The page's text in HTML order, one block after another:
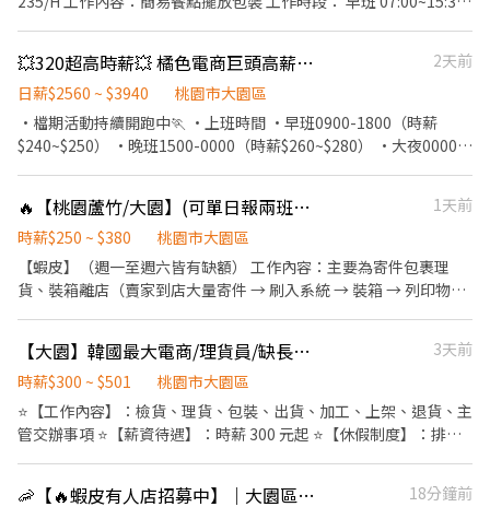
境乾淨整潔 傳你的名字以及截圖職缺，他會跟你說後續唷
0900768770 施先生
服不用洗，汽機車免費停 享勞健保退休金三節禮品 加班可達六萬🤑
這麼好康工作哪裡找🔥
💥320超高時薪💥 橘色電商巨頭高薪持續中💥
2天前
日薪$2560 ~ $3940
桃園市大園區
•檔期活動持續開跑中🏃 •上班時間 •早班0900-1800（時薪
$240~$250） •晚班1500-0000（時薪$260~$280） •大夜0000-
區國際路一段 •休假制度:排休/週休六日/週休日一 •朋友一起應徵
可!!!!! •獨家提供宿舍 包水電 網路 •可日領全薪/週領10000 •可固
定8H不加班 ▃▃▃▃▃▃▃報名方式▃▃▃▃▃▃▃▃▃ 🌟黎先
生：0977755859 🌟賴ID：0977755859 🌟其他職缺
🔥【桃園蘆竹/大園】(可單日報兩班)250/時小幫手(可日領/週領) #快速上工
1天前
時薪$250 ~ $380
桃園市大園區
【蝦皮】（週一至週六皆有缺額） 工作內容：主要為寄件包裹理
貨、裝箱離店（賣家到店大量寄件 → 刷入系統 → 裝箱 → 列印物流
街25號1樓 早班｜12:30－16:30 午班｜16:30－20:30 夜班｜20:30
－00:30 📍 大園田心－寄件店 桃園市大園區大觀路428號1樓 午班｜
15:00－19:00 晚班｜18:30－22:30 夜班｜20:00－00:00 📍 大園民
權－寄件店 桃園市大園區民權路5之1號1樓 午班｜15:00－19:00 晚
16:30－20:30 夜班｜20:30－00:30 📍 蘆竹南興－寄件店 桃園市蘆
【大園】韓國最大電商/理貨員/缺長派/高時薪300-501/免費交通車/1-RM
3天前
時薪$300 ~ $501
桃園市大園區
⭐【工作內容】：檢貨、理貨、包裝、出貨、加工、上架、退貨、主
管交辦事項 ⭐【薪資待遇】：時薪 300 元起 ⭐【休假制度】：排休
點】：桃園市大園區建國路102號 ⭐【注意事項】：需久站、搬重
🦐【🔥蝦皮有人店招募中】｜大園區｜多班可選｜立即上工-快速洽詢~~
18分鐘前